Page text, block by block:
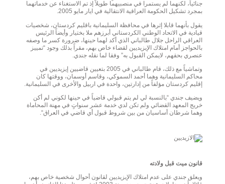
جنائياَ، لكنهما لم يستمرا في منصبيهما طويلاً إذ تم الاستغناء عن خدماتهما
بمجرد تشكيل الحكومة العراقية الانتقالية في ايار مايو 2005.
يقول بأنهما قابلا إثرها في محافظة السليمانية باقليم كردستان، شخصيات
قيادية في الاتحاد الوطني الكردستاني أبرزهم ملا بختيار وأيضاً الرئيس
العراقي الراحل جلال طالباني الذي أكد لهما حينها، ضرورة كسر ما وصفه
بالحواجز أمام امتلاك الإيزيديين لقضاء خاص بهم، مقراً بذلك وجود “تمييز
عنصري بحقهم، لايمكن القبول به” وفقا لما نقله جندي.
وتماشياً مع ذلك، قام طالباني في 2005 بتعيين قاضيين إيزيديين في
محاكم السليمانية وهما أحمد السموكي، وقاسم أوسمان، ووقتها كان
إقليم كردستان مؤلفاً من إدارتين، واحدة في اربيل والأخرى في السليمانية.
ويضيف جندي “بالنسبة لي لم يتم قبولي قاضياً في حينها لكوني لم أكن
خريج المعهد القضائي ولم تكن لدي خدمة عشر سنواتٍ في مهنة المحاماة
وهما شرطان أساسيان من بين شروط قبول أي قاضي في العراق“.
قانون ميت قبل ولادته
ويعلق جندي على عدم امتلاك الإيزيديين لقانون أحوال شخصية خاص بهم،